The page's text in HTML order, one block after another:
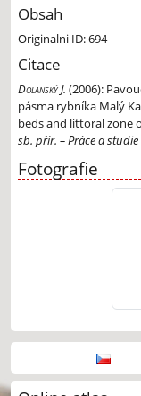
Obsah
Originalni ID: 694
Citace
Dolanský J. (2006):
pásma rybníka Malý
beds and littoral zone
sb. přír. – Práce a studie
Fotografie